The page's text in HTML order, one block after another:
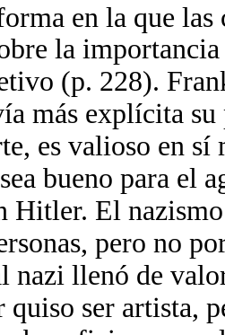
en la que las
la
(p. 228).
más explícita
es valioso en
bueno para el
Hitler. El
pero no
nazi llenó de
ser artista,